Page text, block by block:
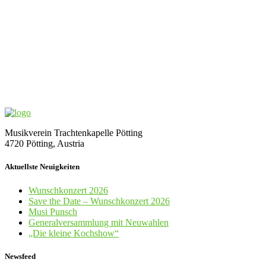
Musikverein Trachtenkapelle Pötting
4720 Pötting, Austria
Aktuellste Neuigkeiten
Wunschkonzert 2026
Save the Date – Wunschkonzert 2026
Musi Punsch
Generalversammlung mit Neuwahlen
„Die kleine Kochshow“
Newsfeed